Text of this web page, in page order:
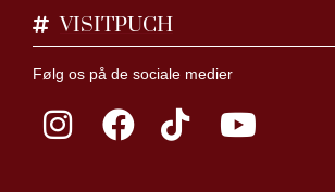
VISITPUCH
Følg os på de sociale medier